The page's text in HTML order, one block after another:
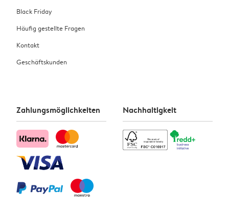
Black Friday
Häufig gestellte Fragen
Kontakt
Geschäftskunden
Zahlungsmöglichkeiten Nachhaltigkeit